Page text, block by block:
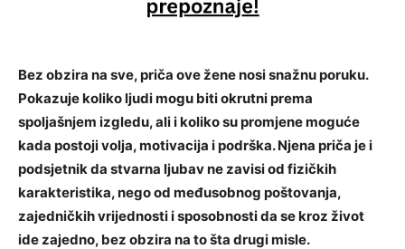
Bez obzira na sve, priča ove žene nosi snažnu poruku.
Pokazuje koliko ljudi mogu biti okrutni prema
spoljašnjem izgledu, ali i koliko su promjene moguće
kada postoji volja, motivacija i podrška. Njena priča je i
podsjetnik da stvarna ljubav ne zavisi od fizičkih
karakteristika, nego od međusobnog poštovanja,
zajedničkih vrijednosti i sposobnosti da se kroz život
ide zajedno, bez obzira na to šta drugi misle.